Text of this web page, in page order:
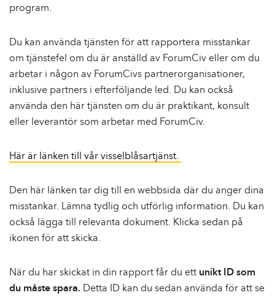
program.
Du kan använda tjänsten för att rapportera misstankar
om tjänstefel om du är anställd av ForumCiv eller om du
arbetar i någon av ForumCivs partnerorganisationer,
inklusive partners i efterföljande led. Du kan också
använda den här tjänsten om du är praktikant, konsult
eller leverantör som arbetar med ForumCiv.
Här är länken till vår visselblåsartjänst.
Den här länken tar dig till en webbsida där du anger dina
misstankar. Lämna tydlig och utförlig information. Du kan
också lägga till relevanta dokument. Klicka sedan på
ikonen för att skicka.
När du har skickat in din rapport får du ett unikt ID som
du måste spara. Detta ID kan du sedan använda för att se